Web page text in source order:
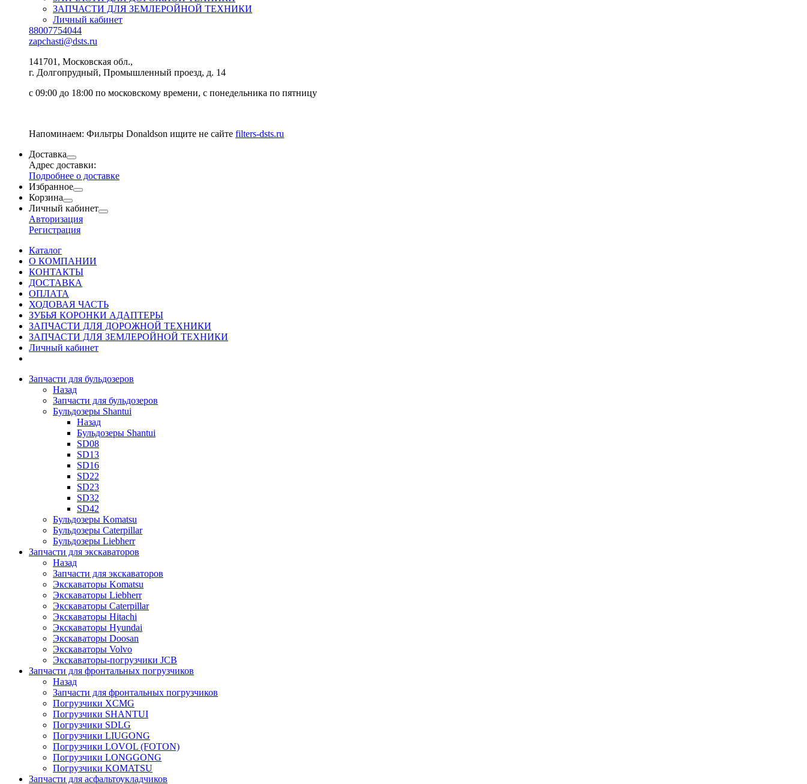
ЗАПЧАСТИ ДЛЯ ЗЕМЛЕРОЙНОЙ ТЕХНИКИ
Личный кабинет
88007754044
zapchasti@dsts.ru
141701, Московская обл.,
г. Долгопрудный, Промышленный проезд, д. 14
с 09:00 до 18:00 по московскому времени, с понедельника по пятницу
Напоминаем: Фильтры Donaldson ищите не сайте filters-dsts.ru
Доставка
Адрес доставки:
Подробнее о доставке
Избранное
Корзина
Личный кабинет
Авторизация
Регистрация
Каталог
О КОМПАНИИ
КОНТАКТЫ
ДОСТАВКА
ОПЛАТА
ХОДОВАЯ ЧАСТЬ
ЗУБЬЯ КОРОНКИ АДАПТЕРЫ
ЗАПЧАСТИ ДЛЯ ДОРОЖНОЙ ТЕХНИКИ
ЗАПЧАСТИ ДЛЯ ЗЕМЛЕРОЙНОЙ ТЕХНИКИ
Личный кабинет
Запчасти для бульдозеров
Назад
Запчасти для бульдозеров
Бульдозеры Shantui
Назад
Бульдозеры Shantui
SD08
SD13
SD16
SD22
SD23
SD32
SD42
Бульдозеры Komatsu
Бульдозеры Caterpillar
Бульдозеры Liebherr
Запчасти для экскаваторов
Назад
Запчасти для экскаваторов
Экскаваторы Komatsu
Экскаваторы Liebherr
Экскаваторы Caterpillar
Экскаваторы Hitachi
Экскаваторы Hyundai
Экскаваторы Doosan
Экскаваторы Volvo
Экскаваторы-погрузчики JCB
Запчасти для фронтальных погрузчиков
Назад
Запчасти для фронтальных погрузчиков
Погрузчики XCMG
Погрузчики SHANTUI
Погрузчики SDLG
Погрузчики LIUGONG
Погрузчики LOVOL (FOTON)
Погрузчики LONGGONG
Погрузчики KOMATSU
Запчасти для асфальтоукладчиков